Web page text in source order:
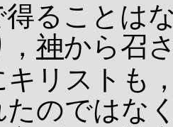
得ることは
神から召
キリストも
たのではな